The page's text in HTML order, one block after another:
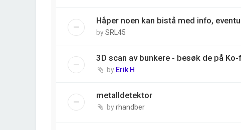
Håper noen kan bistå med info,
bySRL45
3D scan av bunkere - besøk de på Ko-
by Erik H
metalldetektor
byrhandber